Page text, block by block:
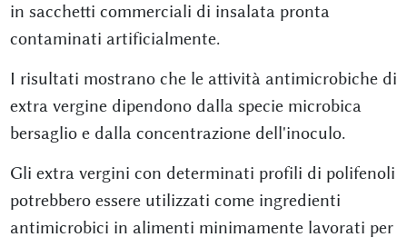
in sacchetti commerciali di insalata pronta
contaminati artificialmente.
I risultati mostrano che le attività antimicrobiche di
extra vergine dipendono dalla specie microbica
bersaglio e dalla concentrazione dell'inoculo.
Gli extra vergini con determinati profili di polifenoli
potrebbero essere utilizzati come ingredienti
antimicrobici in alimenti minimamente lavorati per